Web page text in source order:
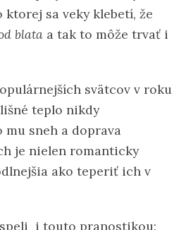
ktorej sa veky klebetí, že
blata a tak to môže trvať i
svätcov v roku
teplo nikdy
sneh a doprava
je nielen romanticky
ako teperiť ich v
i touto pranostikou: